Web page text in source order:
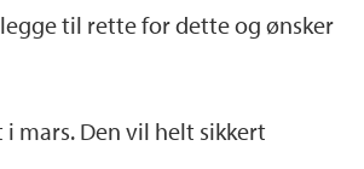
til rette for dette og ønsker
mars. Den vil helt sikkert